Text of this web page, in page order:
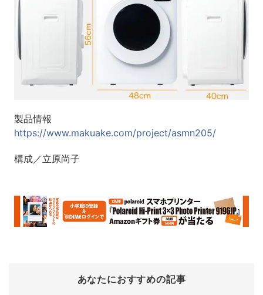
製品情報
https://www.makuake.com/project/asmn205/
構成／立原尚子
あなたにおすすめの記事